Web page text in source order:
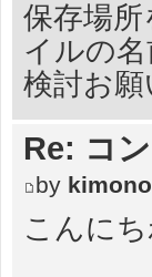
保存場
イルの
検討お願
Re: コ
by kimono
こんに